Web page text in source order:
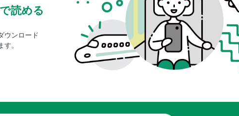
読める
ウンロード
。